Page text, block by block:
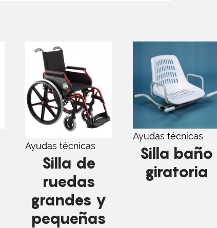
Ayudas técnicas
Silla de
ruedas
grandes y
pequeñas
Ayudas técnicas
Silla baño
giratoria